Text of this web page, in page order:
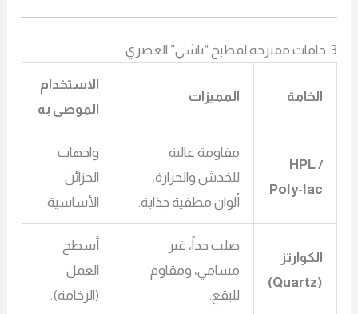
الخامة المميزات
الاستخدام
الموصى به
HPL /
Poly-lac
مقاومة عالية
للخدش والحرارة،
ألوان مطفية جذابة.
واجهات
الأساسية.
الكوارتز
صلب جداً، غير
مسامي، ومقاوم
أسطح
(الرخامة).